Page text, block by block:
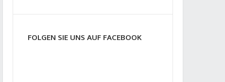
FOLGEN SIE UNS AUF FACEBOOK